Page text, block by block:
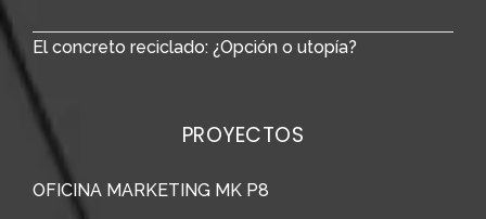
El concreto reciclado: ¿Opción o utopía?
PROYECTOS
OFICINA MARKETING MK P8